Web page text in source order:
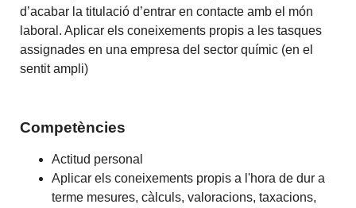
d’acabar la titulació d’entrar en contacte amb el món
laboral. Aplicar els coneixements propis a les tasques
assignades en una empresa del sector químic (en el
sentit ampli)
Competències
Actitud personal
Aplicar els coneixements propis a l'hora de dur a
terme mesures, càlculs, valoracions, taxacions,